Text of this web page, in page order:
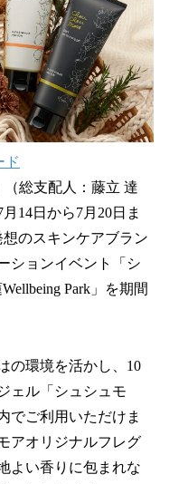
ド
（総支配人：藤立 達
14日から7月20日ま
のスキンケアブラン
ションイベント「シ
Park」を期間
の環境を活かし、10
ェル「シュシュモ
でご利用いただけま
アオリジナルフレグ
よい香りに包まれな